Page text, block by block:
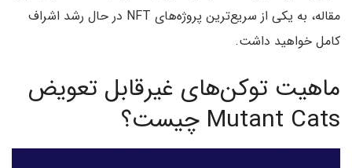
مقاله، به یکی از سریع‌ترین پروژه‌های NFT در حال رشد اشراف
کامل خواهید داشت.
ماهیت توکن‌های غیرقابل تعویض
Mutant Cats چیست؟